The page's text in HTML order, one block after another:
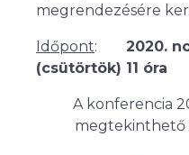
megrendezésére
Időpont: 2020.
(csütörtök) 11 óra
A konferencia
megtekinthető